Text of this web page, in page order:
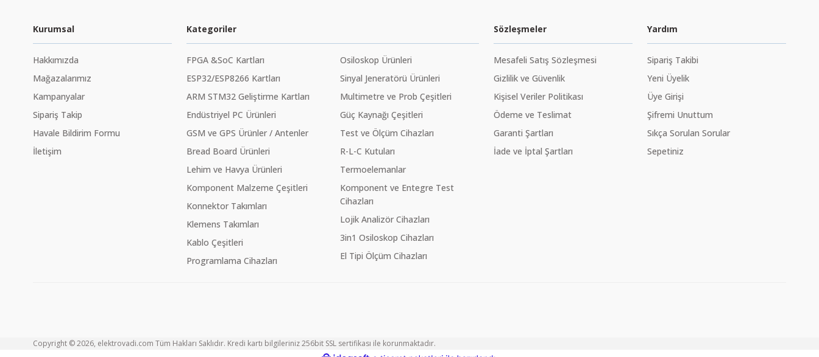
Kurumsal
Hakkımızda
Mağazalarımız
Kampanyalar
Sipariş Takip
Havale Bildirim Formu
İletişim
Kategoriler
FPGA &SoC Kartları
ESP32/ESP8266 Kartları
ARM STM32 Geliştirme Kartları
Endüstriyel PC Ürünleri
GSM ve GPS Ürünler / Antenler
Bread Board Ürünleri
Lehim ve Havya Ürünleri
Komponent Malzeme Çeşitleri
Konnektor Takımları
Klemens Takımları
Kablo Çeşitleri
Programlama Cihazları
Osiloskop Ürünleri
Sinyal Jeneratörü Ürünleri
Multimetre ve Prob Çeşitleri
Güç Kaynağı Çeşitleri
Test ve Ölçüm Cihazları
R-L-C Kutuları
Termoelemanlar
Komponent ve Entegre Test
Cihazları
Lojik Analizör Cihazları
3in1 Osiloskop Cihazları
El Tipi Ölçüm Cihazları
Sözleşmeler
Mesafeli Satış Sözleşmesi
Gizlilik ve Güvenlik
Kişisel Veriler Politikası
Ödeme ve Teslimat
Garanti Şartları
İade ve İptal Şartları
Yardım
Sipariş Takibi
Yeni Üyelik
Üye Girişi
Şifremi Unuttum
Sıkça Sorulan Sorular
Sepetiniz
Copyright © 2026, elektrovadi.com Tüm Hakları Saklıdır. Kredi kartı bilgileriniz 256bit SSL sertifikası ile korunmaktadır.